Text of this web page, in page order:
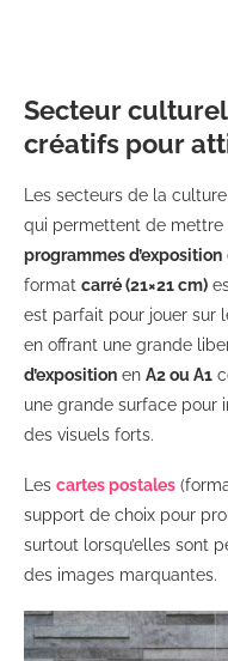
Secteur
créatifs pour
Les secteurs de la
qui permettent de mettre
programmes d’exposition
format carré (21×21 cm)
est parfait pour jouer sur
en offrant une grande
d’exposition en A2 ou A1
une grande surface pour
des visuels forts.
Les cartes postales
support de choix pour
surtout lorsqu’elles sont
des images marquantes.